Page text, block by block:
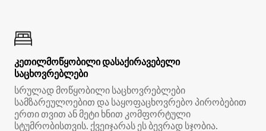
კეთილმოწყობილი დასაქირავებელი
საცხოვრებლები
სრულად მოწყობილი საცხოვრებლები
სამზარეულოებით და საყოფაცხოვრებო პირობებით
ერთი თვით ან მეტი ხნით კომფორტული
სტუმრობისთვის. ქვეიჯარას ეს ბევრად სჯობია.